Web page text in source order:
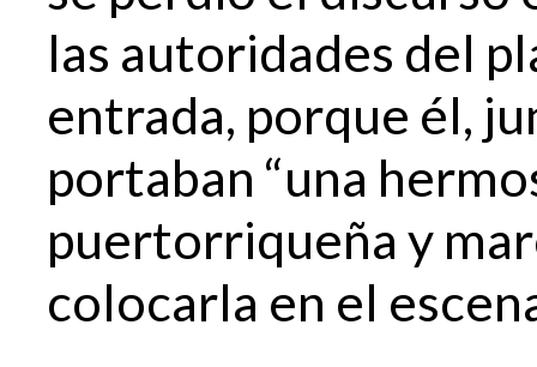
las autoridades del
entrada, porque él,
portaban “una
puertorriqueña y
colocarla en el